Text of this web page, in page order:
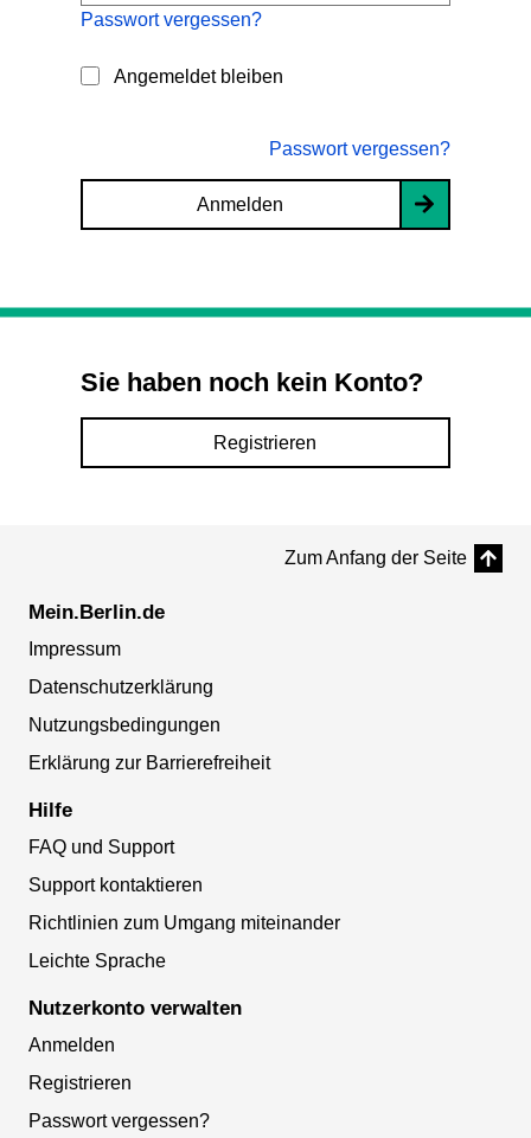
Passwort vergessen?
Angemeldet bleiben
Passwort vergessen?
Anmelden
Sie haben noch kein Konto?
Registrieren
Zum Anfang der Seite
Mein.Berlin.de
Impressum
Datenschutzerklärung
Nutzungsbedingungen
Erklärung zur Barrierefreiheit
Hilfe
FAQ und Support
Support kontaktieren
Richtlinien zum Umgang miteinander
Leichte Sprache
Nutzerkonto verwalten
Anmelden
Registrieren
Passwort vergessen?